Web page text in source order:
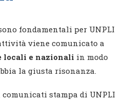
fondamentali per UNPLI
viene comunicato a
e nazionali in modo
la giusta risonanza.
stampa di UNPLI